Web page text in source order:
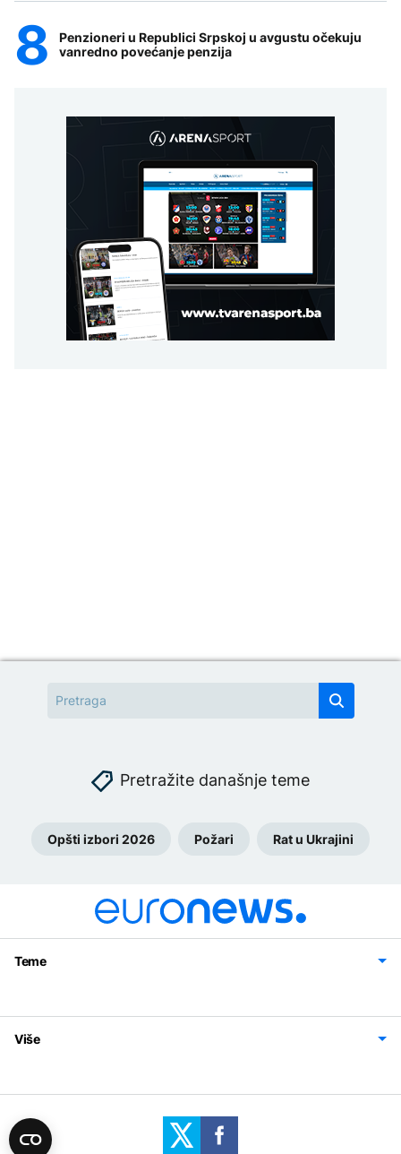
Penzioneri u Republici Srpskoj u avgustu očekuju
vanredno povećanje penzija
Pretražite današnje teme
Opšti izbori 2026 Požari Rat u Ukrajini
Teme
Svijet
Sport
Magazin
Više
Politika privatnosti
Uslovi korišćenja